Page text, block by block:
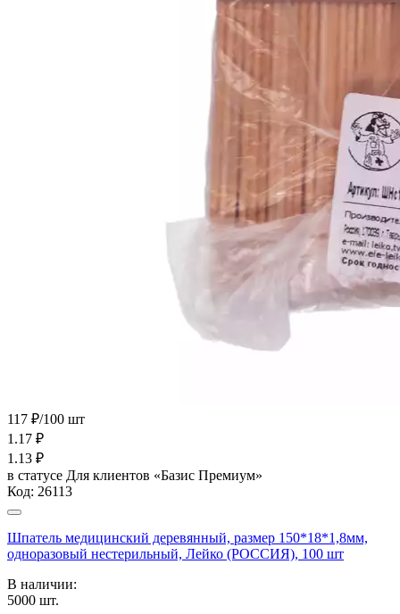
117 ₽/100 шт
1.17 ₽
1.13 ₽
в статусе Для клиентов «Базис Премиум»
Код: 26113
Шпатель медицинский деревянный, размер 150*18*1,8мм,
одноразовый нестерильный, Лейко (РОССИЯ), 100 шт
В наличии:
5000 шт.